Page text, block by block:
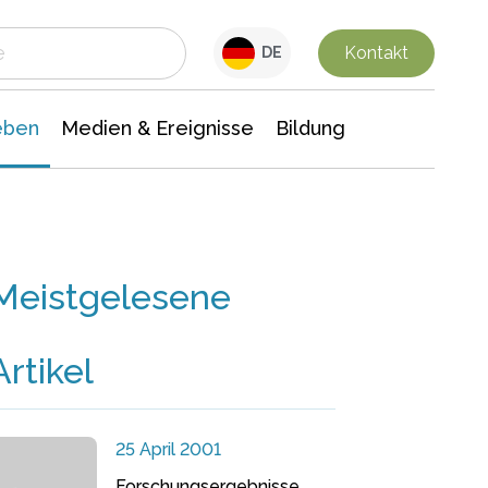
DE Kontakt
Medien & Ereignisse Bildung
25 April 2001